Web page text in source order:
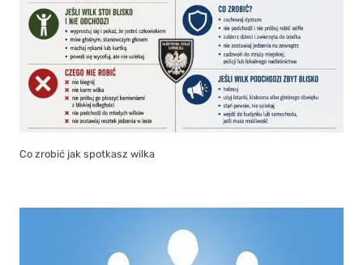
Co zrobić jak spotkasz wilka